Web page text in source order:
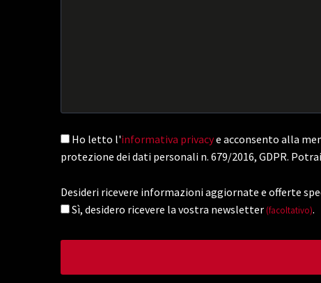
Ho letto l'informativa privacye acconsento alla
protezione dei dati personali n. 679/2016, GDPR.
Desideri ricevere informazioni aggiornate e offerte
Sì, desidero ricevere la vostra newsletter (facoltativo).